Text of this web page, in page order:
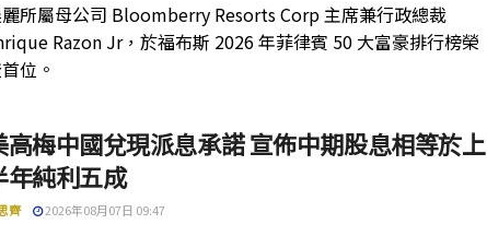
所屬母公司 Bloomberry Resorts Corp 主席兼行政總裁
Razon Jr，於福布斯 2026 年菲律賓 50 大富豪排行榜榮
位。
高梅中國兌現派息承諾 宣佈中期股息相等於上
年純利五成
齊 2026年08月07日 09:47